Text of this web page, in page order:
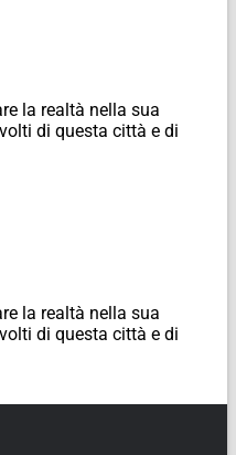
la realtà nella sua
di questa città e di
la realtà nella sua
di questa città e di